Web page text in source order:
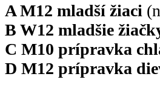
A M12 mladší žiaci
B W12 mladšie
C M10 prípravka
D M12 prípravka